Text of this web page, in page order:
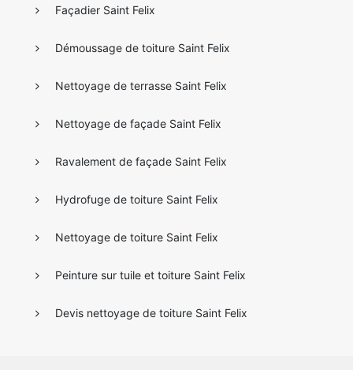
Façadier Saint Felix
Démoussage de toiture Saint Felix
Nettoyage de terrasse Saint Felix
Nettoyage de façade Saint Felix
Ravalement de façade Saint Felix
Hydrofuge de toiture Saint Felix
Nettoyage de toiture Saint Felix
Peinture sur tuile et toiture Saint Felix
Devis nettoyage de toiture Saint Felix